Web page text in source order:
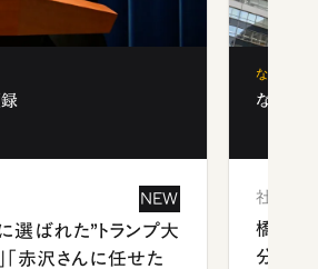
NEW
に選ばれた”トランプ大
赤沢さんに任せた
なぜ「フ
なぜ「
社会
橋本愛
分 佐